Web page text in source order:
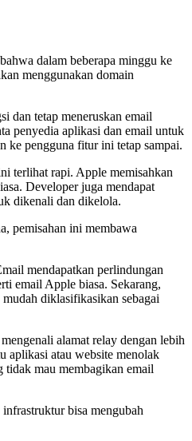
dalam beberapa minggu ke
menggunakan domain
dan tetap meneruskan email
penyedia aplikasi dan email untuk
ke pengguna fitur ini tetap sampai.
terlihat rapi. Apple memisahkan
Developer juga mendapat
dikenali dan dikelola.
pemisahan ini membawa
mendapatkan perlindungan
email Apple biasa. Sekarang,
diklasifikasikan sebagai
alamat relay dengan lebih
aplikasi atau website menolak
tidak mau membagikan email
bisa mengubah